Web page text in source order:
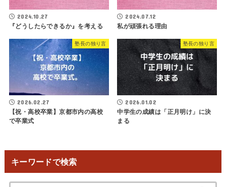
2024.10.27
『どうしたらできるか』を考える
2024.07.12
私が頑張れる理由
塾長の独り言
2026.02.27
【祝・高校卒業】京都市内の高校
で卒業式
塾長の独り言
2026.01.02
中学生の成績は「正月明け」に決
まる
キーワードで検索